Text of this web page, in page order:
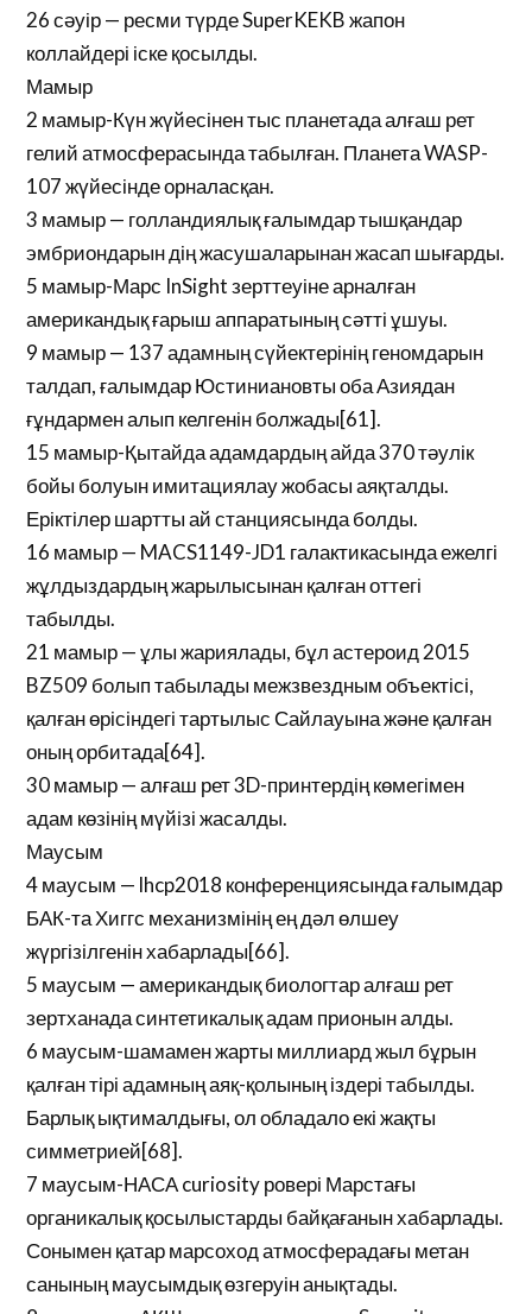
26 сәуір — ресми түрде SuperKEKB жапон
коллайдері іске қосылды.
Мамыр
2 мамыр-Күн жүйесінен тыс планетада алғаш рет
гелий атмосферасында табылған. Планета WASP-
107 жүйесінде орналасқан.
3 мамыр — голландиялық ғалымдар тышқандар
эмбриондарын дің жасушаларынан жасап шығарды.
5 мамыр-Марс InSight зерттеуіне арналған
американдық ғарыш аппаратының сәтті ұшуы.
9 мамыр — 137 адамның сүйектерінің геномдарын
талдап, ғалымдар Юстиниановты оба Азиядан
ғұндармен алып келгенін болжады[61].
15 мамыр-Қытайда адамдардың айда 370 тәулік
бойы болуын имитациялау жобасы аяқталды.
Еріктілер шартты ай станциясында болды.
16 мамыр — MACS1149-JD1 галактикасында ежелгі
жұлдыздардың жарылысынан қалған оттегі
табылды.
21 мамыр — ұлы жариялады, бұл астероид 2015
BZ509 болып табылады межзвездным объектісі,
қалған өрісіндегі тартылыс Сайлауына және қалған
оның орбитада[64].
30 мамыр — алғаш рет 3D-принтердің көмегімен
адам көзінің мүйізі жасалды.
Маусым
4 маусым — lhcp2018 конференциясында ғалымдар
БАК-та Хиггс механизмінің ең дәл өлшеу
жүргізілгенін хабарлады[66].
5 маусым — американдық биологтар алғаш рет
зертханада синтетикалық адам прионын алды.
6 маусым-шамамен жарты миллиард жыл бұрын
қалған тірі адамның аяқ-қолының іздері табылды.
Барлық ықтималдығы, ол обладало екі жақты
симметрией[68].
7 маусым-НАСА curiosity ровері Марстағы
органикалық қосылыстарды байқағанын хабарлады.
Сонымен қатар марсоход атмосферадағы метан
санының маусымдық өзгеруін анықтады.